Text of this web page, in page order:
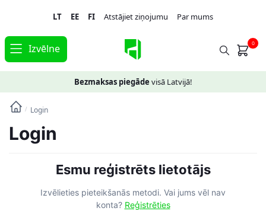
navigation
content
LT EE FI Atstājiet ziņojumu Par mums
Izvēlne 0
Bezmaksas piegāde visā Latvijā!
/ Login
Login
Esmu reģistrēts lietotājs
Izvēlieties pieteikšanās metodi. Vai jums vēl nav
konta? Reģistrēties